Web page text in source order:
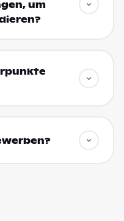
um